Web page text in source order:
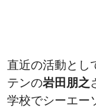
直近の活動とし
テンの岩田朋之
学校でシーエー